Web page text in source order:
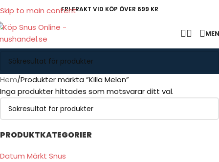
Skip to main contentFRI FRAKT VID KÖP ÖVER 699 KR
PRODUKTKATEGORIER
Datum Märkt Snus
Hem Produkter märkta ”Killa Melon”
Inga produkter hittades som motsvarar ditt val.